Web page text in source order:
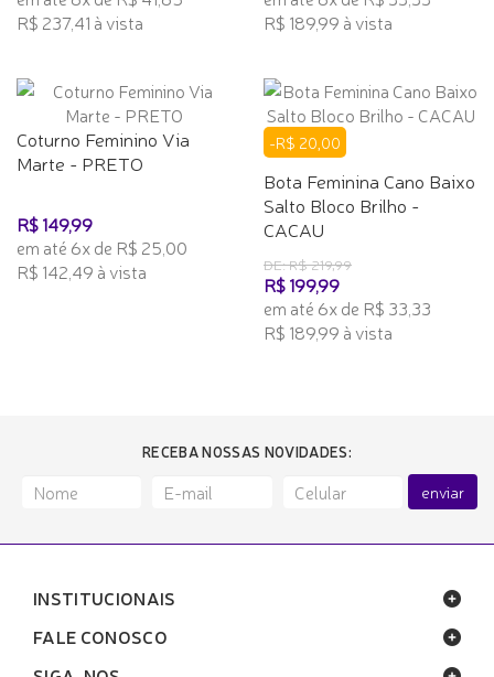
R$ 237,41 à vista
R$ 189,99 à vista
Coturno Feminino Via
Marte - PRETO
R$ 149,99
em até 6x de R$ 25,00
R$ 142,49 à vista
-R$ 20,00
Bota Feminina Cano Baixo
Salto Bloco Brilho -
CACAU
DE: R$ 219,99
R$ 199,99
em até 6x de R$ 33,33
R$ 189,99 à vista
RECEBA NOSSAS NOVIDADES:
enviar
INSTITUCIONAIS
FALE CONOSCO